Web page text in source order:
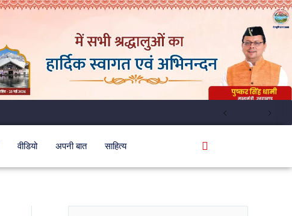
वीडियो अपनी बात साहित्य